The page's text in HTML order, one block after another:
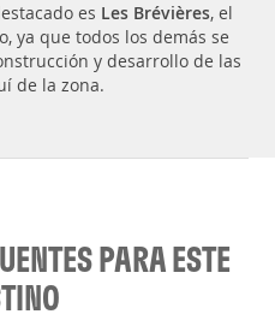
es Les Brévières, el
ya que todos los demás se
y desarrollo de las
de la zona.
PARA ESTE